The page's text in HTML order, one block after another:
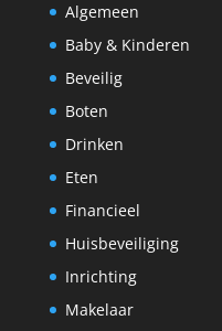
Algemeen
Baby & Kinderen
Beveilig
Boten
Drinken
Eten
Financieel
Huisbeveiliging
Inrichting
Makelaar